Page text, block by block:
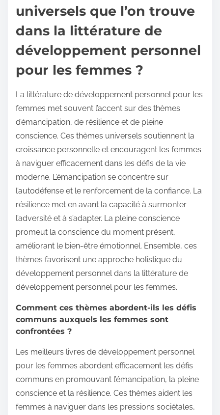
universels que l’on trouve
dans la littérature de
développement personnel
pour les femmes ?
La littérature de développement personnel pour les
femmes met souvent l’accent sur des thèmes
d’émancipation, de résilience et de pleine
conscience. Ces thèmes universels soutiennent la
croissance personnelle et encouragent les femmes
à naviguer efficacement dans les défis de la vie
moderne. L’émancipation se concentre sur
l’autodéfense et le renforcement de la confiance. La
résilience met en avant la capacité à surmonter
l’adversité et à s’adapter. La pleine conscience
promeut la conscience du moment présent,
améliorant le bien-être émotionnel. Ensemble, ces
thèmes favorisent une approche holistique du
développement personnel dans la littérature de
développement personnel pour les femmes.
Comment ces thèmes abordent-ils les défis
communs auxquels les femmes sont
confrontées ?
Les meilleurs livres de développement personnel
pour les femmes abordent efficacement les défis
communs en promouvant l’émancipation, la pleine
conscience et la résilience. Ces thèmes aident les
femmes à naviguer dans les pressions sociétales,